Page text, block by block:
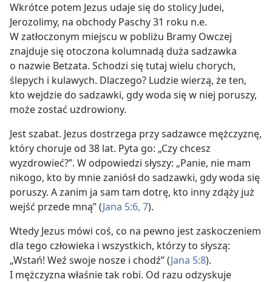
Wkrótce potem Jezus udaje się do stolicy Judei,
Jerozolimy, na obchody Paschy 31 roku n.e.
W zatłoczonym miejscu w pobliżu Bramy Owczej
znajduje się otoczona kolumnadą duża sadzawka
o nazwie Betzata. Schodzi się tutaj wielu chorych,
ślepych i kulawych. Dlaczego? Ludzie wierzą, że ten,
kto wejdzie do sadzawki, gdy woda się w niej poruszy,
może zostać uzdrowiony.
Jest szabat. Jezus dostrzega przy sadzawce mężczyznę,
który choruje od 38 lat. Pyta go: „Czy chcesz
wyzdrowieć?”. W odpowiedzi słyszy: „Panie, nie mam
nikogo, kto by mnie zaniósł do sadzawki, gdy woda się
poruszy. A zanim ja sam tam dotrę, kto inny zdąży już
wejść przede mną” (Jana 5:6, 7).
Wtedy Jezus mówi coś, co na pewno jest zaskoczeniem
dla tego człowieka i wszystkich, którzy to słyszą:
„Wstań! Weź swoje nosze i chodź” (Jana 5:8).
I mężczyzna właśnie tak robi. Od razu odzyskuje